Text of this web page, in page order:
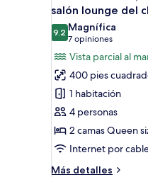
Sundeck
Room,
Adults
Only)
todas
las
fotos
de
Habitación
Club,
2
camas
Queen
size,
con
salón lounge del
9.29.2 de 10
Magnífica
7 opiniones
(7
opiniones)
Vista parcial al
400 pies
1 habitación
4 personas
2 camas Queen
Internet por
Más detalles
Más